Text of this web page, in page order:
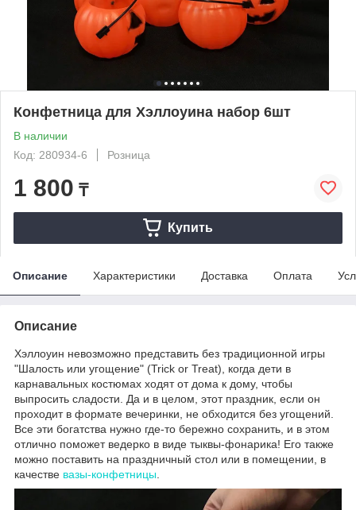
Конфетница для Хэллоуина набор 6шт
В наличии
Код: 280934-6
Розница
1 800 ₸
Купить
Описание Характеристики Доставка Оплата
Описание
Хэллоуин невозможно представить без традиционной игры
"Шалость или угощение" (Trick or Treat), когда дети в
карнавальных костюмах ходят от дома к дому, чтобы
выпросить сладости. Да и в целом, этот праздник, если он
проходит в формате вечеринки, не обходится без угощений.
Все эти богатства нужно где-то бережно сохранить, и в этом
отлично поможет ведерко в виде тыквы-фонарика! Его также
можно поставить на праздничный стол или в помещении, в
качестве вазы-конфетницы